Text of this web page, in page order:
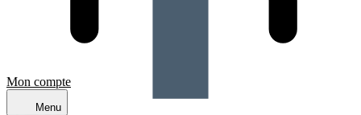
Mon compte
Menu